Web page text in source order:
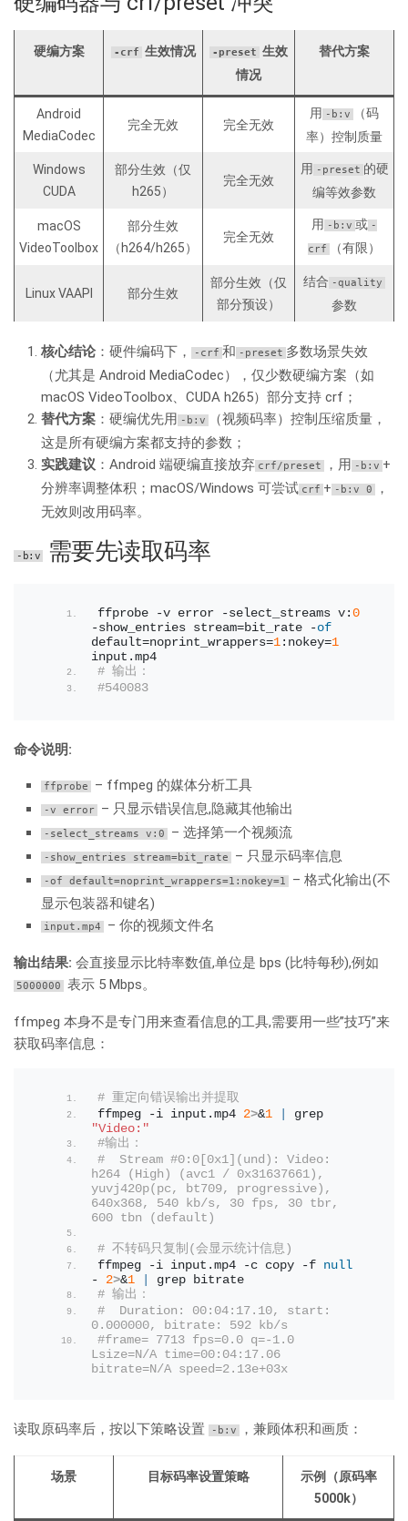
硬编方案 -crf 生效情况 -preset 生效
情况
替代方案
Android
MediaCodec
完全无效 完全无效
用 -b:v
（码
率）控制质量
Windows
CUDA
部分生效（仅
h265）
完全无效
用 -preset 的硬
编等效参数
macOS
VideoToolbox
部分生效
（h264/h265）
完全无效
用 -b:v 或 -
crf
（有限）
Linux VAAPI 部分生效
部分生效（仅
部分预设）
结合 -quality
参数
核心结论：硬件编码下， -crf 和 -preset 多数场景失效
（尤其是 Android MediaCodec），仅少数硬编方案（如
macOS VideoToolbox、CUDA h265）部分支持 crf；
替代方案 ：硬编优先用 -b:v
（视频码率）控制压缩质量，
这是所有硬编方案都支持的参数；
实践建议 ：Android 端硬编直接放弃 crf/preset ，用 -b:v +
分辨率调整体积；macOS/Windows 可尝试 crf + -b:v 0
，
无效则改用码率。
-b:v 需要先读取码率
ffprobe -v error -select_streams v: 0
-show_entries stream=bit_rate -of
default=noprint_wrappers=1 :nokey=1
input. mp4
# 输出：
#540083
命令说明:
ffprobe – ffmpeg 的媒体分析工具
-v error – 只显示错误信息,隐藏其他输出
-select_streams v:0 – 选择第一个视频流
-show_entries stream=bit_rate – 只显示码率信息
-of default=noprint_wrappers=1:nokey=1
– 格式化输出(不
显示包装器和键名)
input.mp4 – 你的视频文件名
输出结果: 会直接显示比特率数值,单位是 bps (比特每秒),例如
5000000 表示 5 Mbps。
ffmpeg 本身不是专门用来查看信息的工具,需要用一些”技巧”来
获取码率信息：
# 重定向错误输出并提取
ffmpeg -i input. mp4 2>&1
"Video:"
#输出：
#  Stream #0:0[0x1](und): Video:
h264 (High) (avc1 / 0x31637661),
yuvj420p(pc, bt709, progressive),
640x368, 540 kb/s, 30 fps, 30 tbr,
600 tbn (default)
# 不转码只复制(会显示统计信息)
ffmpeg -i input. mp4 -c copy -f null
- 2>&1
grep bitrate
# 输出：
#  Duration: 00:04:17.10, start:
0.000000, bitrate: 592 kb/s
#frame= 7713 fps=0.0 q=-1.0
Lsize=N/A time=00:04:17.06
bitrate=N/A speed=2.13e+03x
读取原码率后，按以下策略设置 -b:v ，兼顾体积和画质：
场景 目标码率设置策略
示例（原码率
5000k）